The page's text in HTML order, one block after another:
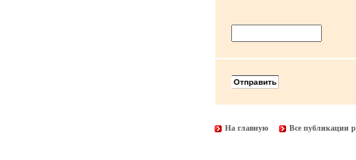
На главную Все публикации